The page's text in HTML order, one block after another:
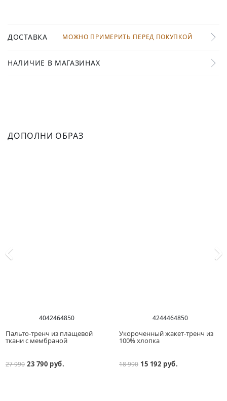
ДОСТАВКА МОЖНО ПРИМЕРИТЬ ПЕРЕД ПОКУПКОЙ
НАЛИЧИЕ В МАГАЗИНАХ
ДОПОЛНИ ОБРАЗ
4042464850
Пальто-тренч из плащевой
ткани с мембраной
27 990 23 790 руб.
4244464850
Укороченный жакет-тренч из
100% хлопка
18 990 15 192 руб.